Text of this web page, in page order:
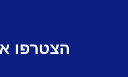
הצטרפו